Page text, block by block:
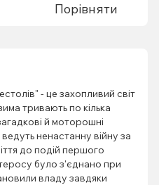
Порівняти
- це захопливий світ
тривають по кілька
й моторошні
ненастанну війну за
до подій першого
було з'єднано при
владу завдяки